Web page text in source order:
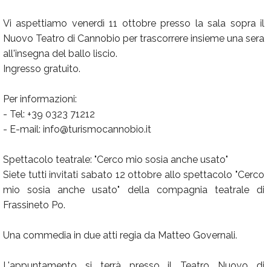
Vi aspettiamo venerdì 11 ottobre presso la sala sopra il
Nuovo Teatro di Cannobio per trascorrere insieme una sera
all'insegna del ballo liscio.
Ingresso gratuito.
Per informazioni:
- Tel: +39 0323 71212
- E-mail: info@turismocannobio.it
Spettacolo teatrale: "Cerco mio sosia anche usato"
Siete tutti invitati sabato 12 ottobre allo spettacolo "Cerco
mio sosia anche usato" della compagnia teatrale di
Frassineto Po.
Una commedia in due atti regia da Matteo Governali.